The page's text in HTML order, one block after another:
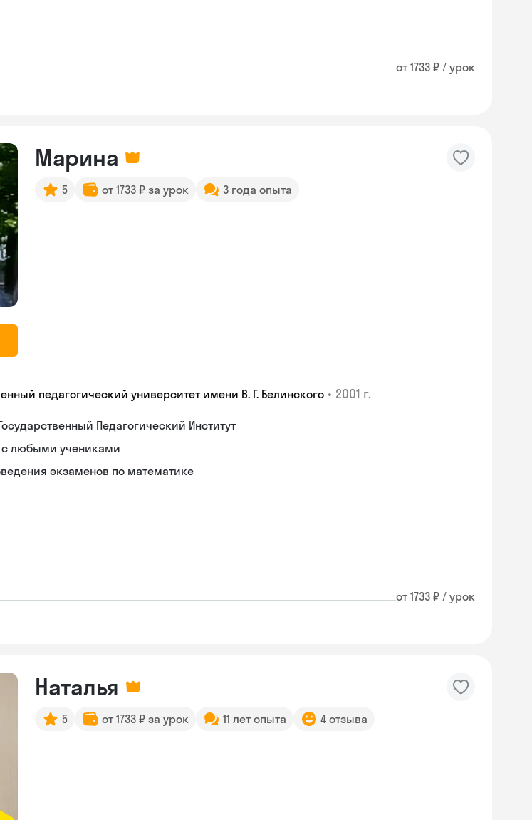
от 1733 ₽ / урок
Марина
5 от 1733 ₽ за урок 3 года опыта
педагогический университет имени В. Г. Белинского • 2001 г.
Педагогический Институт
с любыми учениками
экзаменов по математике
от 1733 ₽ / урок
Наталья
5 от 1733 ₽ за урок 11 лет опыта 4 отзыва